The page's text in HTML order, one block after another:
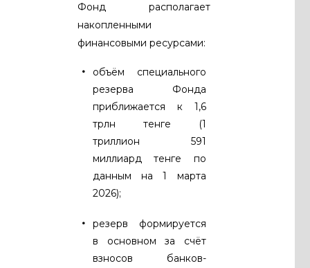
Фонд располагает
накопленными
финансовыми ресурсами:
объём специального
резерва Фонда
приближается к 1,6
трлн тенге (1
триллион 591
миллиард тенге по
данным на 1 марта
2026);
резерв формируется
в основном за счёт
взносов банков-